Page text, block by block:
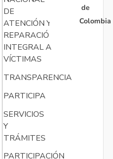
DE
ATENCIÓN Y
REPARACIÓN
INTEGRAL A
VÍCTIMAS
TRANSPARENCIA
PARTICIPA
SERVICIOS
Y
TRÁMITES
PARTICIPACIÓN
de
Colombia